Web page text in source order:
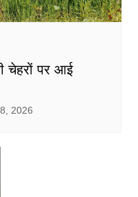
चेहरों पर आई
2026